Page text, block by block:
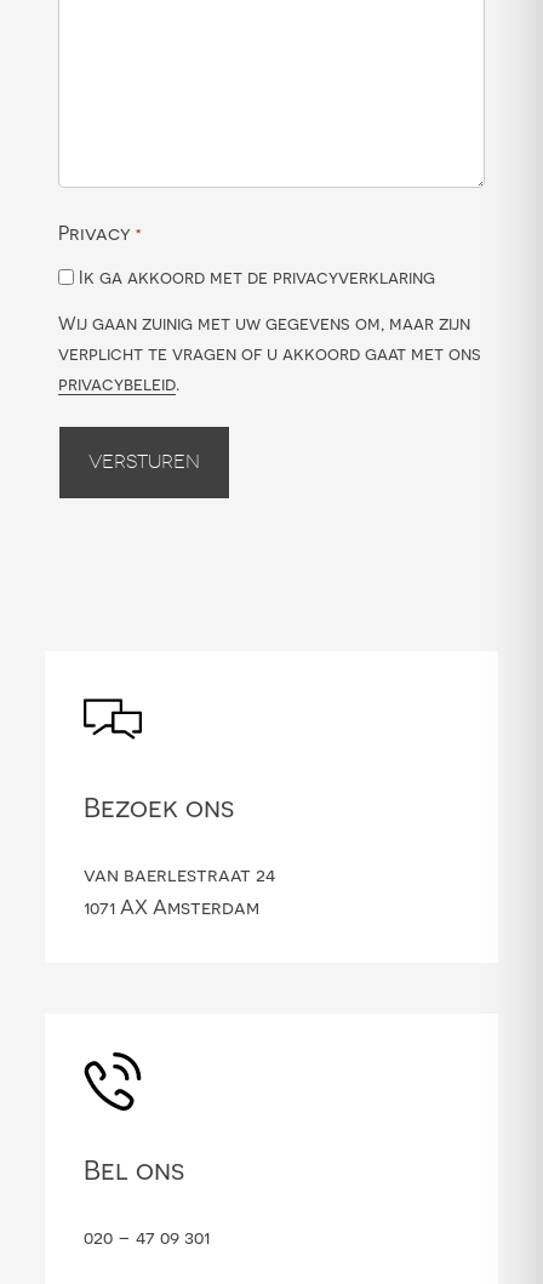
Privacy *
Ik ga akkoord met de privacyverklaring
Wij gaan zuinig met uw gegevens om, maar zijn
verplicht te vragen of u akkoord gaat met ons
privacybeleid.
Versturen
Bezoek ons
van baerlestraat 24
1071 AX Amsterdam
Bel ons
020 – 47 09 301